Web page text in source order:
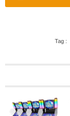
Tag :